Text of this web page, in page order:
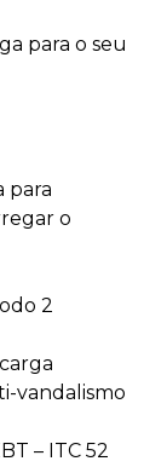
para o seu
para
o
2
vandalismo
– ITC 52